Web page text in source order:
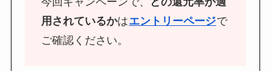
用されているかはエントリーページで
ご確認ください。